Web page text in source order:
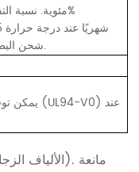
مئوية. نسبة التفريغ الذاتي أقل من 3%
شحن البطاريات قبل الاستخدام.